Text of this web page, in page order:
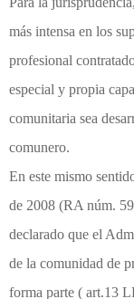
más intensa en los
profesional
especial y propia
comunitaria sea
comunero.
En este mismo
de 2008 (RA núm.
declarado que el
de la comunidad de
forma parte ( art.13